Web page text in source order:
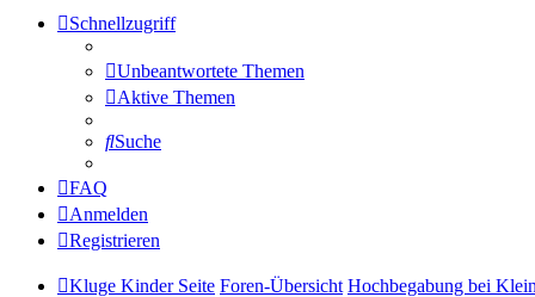
Schnellzugriff
Unbeantwortete Themen
Aktive Themen
Suche
FAQ
Anmelden
Registrieren
Kluge Kinder Seite Foren-Übersicht Hochbegabung bei